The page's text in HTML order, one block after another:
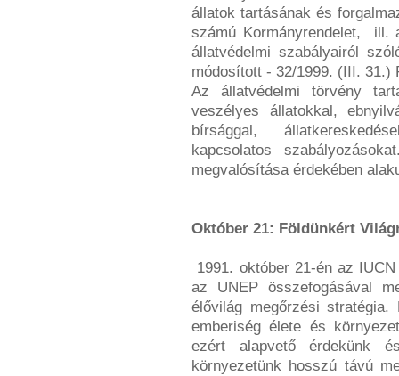
állatok tartásának és
számú Kormányrendelet, ill.
állatvédelmi szabályairól
módosított - 32/1999. (III. 31.)
Az állatvédelmi törvény
veszélyes állatokkal,
bírsággal,
kapcsolatos
megvalósítása érdekében
Október 21: Földünkért
1991. október 21-én az
az UNEP összefogásával
élővilág megőrzési
emberiség élete és
ezért alapvető érdekünk
környezetünk hosszú távú